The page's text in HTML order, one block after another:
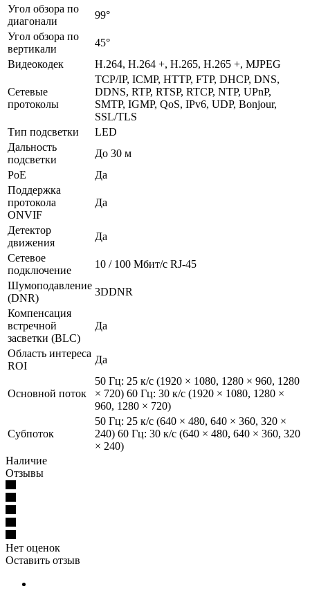
Угол обзора по
диагонали
99°
Угол обзора по
вертикали
45°
Видеокодек
H.264, H.264 +, H.265, H.265 +, MJPEG
Сетевые
протоколы
TCP/IP, ICMP, HTTP, FTP, DHCP, DNS,
DDNS, RTP, RTSP, RTCP, NTP, UPnP,
SMTP, IGMP, QoS, IPv6, UDP, Bonjour,
SSL/TLS
Тип подсветки
LED
Дальность
подсветки
До 30 м
PoE
Да
Поддержка
протокола
ONVIF
Да
Детектор
движения
Да
Сетевое
подключение
10 / 100 Mбит/с RJ-45
Шумоподавление
(DNR)
3DDNR
Компенсация
встречной
засветки (BLC)
Да
Область интереса
ROI
Да
Основной поток
50 Гц: 25 к/с (1920 × 1080, 1280 × 960, 1280
× 720) 60 Гц: 30 к/с (1920 × 1080, 1280 ×
960, 1280 × 720)
Субпоток
50 Гц: 25 к/с (640 × 480, 640 × 360, 320 ×
240) 60 Гц: 30 к/с (640 × 480, 640 × 360, 320
× 240)
Наличие
Отзывы
Нет оценок
Оставить отзыв